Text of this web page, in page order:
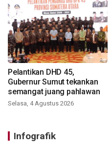
Pelantikan DHD 45,
Gubernur Sumut tekankan
semangat juang pahlawan
Selasa, 4 Agustus 2026
Infografik